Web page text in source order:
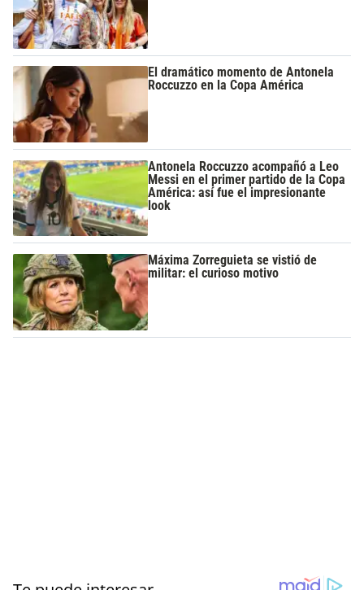
El dramático momento de Antonela
Roccuzzo en la Copa América
Antonela Roccuzzo acompañó a Leo
Messi en el primer partido de la Copa
América: así fue el impresionante
look
Máxima Zorreguieta se vistió de
militar: el curioso motivo